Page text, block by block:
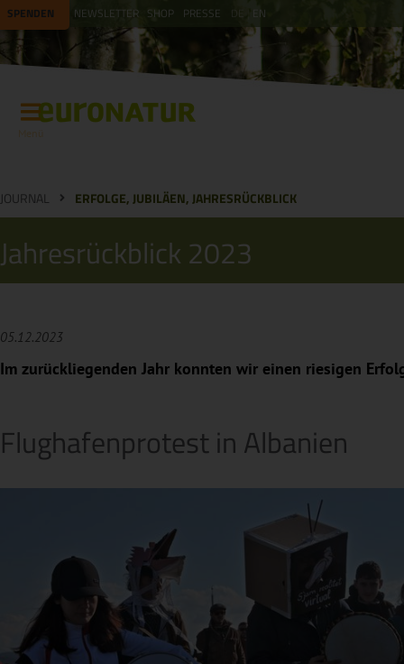
SPENDEN NEWSLETTER SHOP PRESSE EN
JOURNAL ERFOLGE, JUBILÄEN, JAHRESRÜCKBLICK
Jahresrückblick 2023
05.12.2023
Im zurückliegenden Jahr konnten wir einen riesigen
Flughafenprotest in Albanien